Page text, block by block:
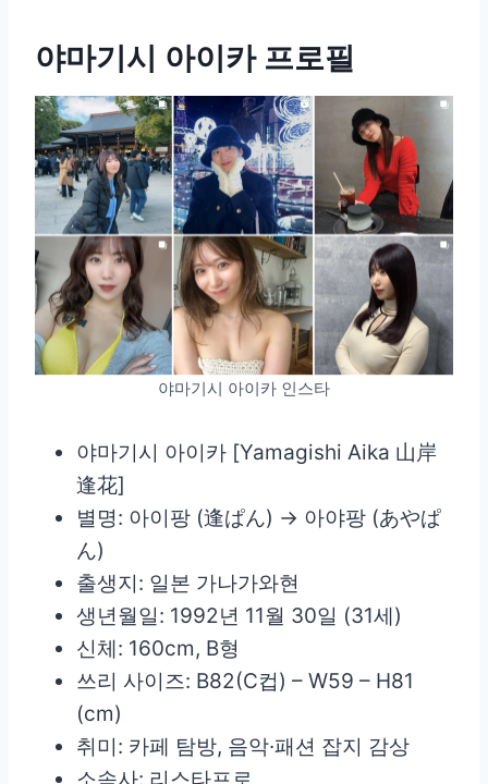
야마기시 아이카 프로필
야마기시 아이카 인스타
야마기시 아이카 [Yamagishi Aika 山岸
逢花]
별명: 아이팡 (逢ぱん) → 아야팡 (あやぱ
ん)
출생지: 일본 가나가와현
생년월일: 1992년 11월 30일 (31세)
신체: 160cm, B형
쓰리 사이즈: B82(C컵) – W59 – H81
(cm)
취미: 카페 탐방, 음악·패션 잡지 감상
소속사: 리스타프로